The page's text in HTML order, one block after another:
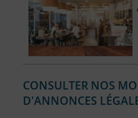
CONSULTER NOS
D'ANNONCES